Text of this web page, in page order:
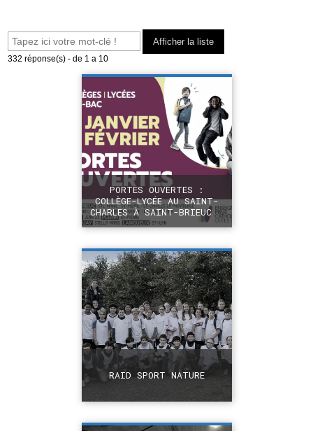
332 réponse(s) - de 1 a 10
PORTES OUVERTES :
COLLÈGE-LYCÉE AU SAINT-
CHARLES À SAINT-BRIEUC
+
RAID SPORT NATURE
+